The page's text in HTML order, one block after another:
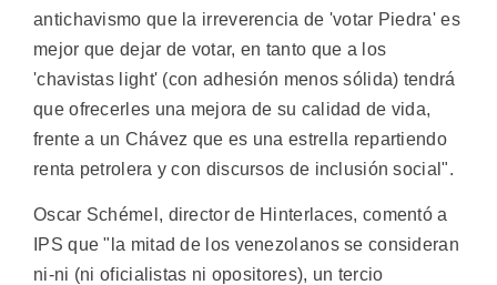
antichavismo que la irreverencia de 'votar Piedra' es
mejor que dejar de votar, en tanto que a los
'chavistas light' (con adhesión menos sólida) tendrá
que ofrecerles una mejora de su calidad de vida,
frente a un Chávez que es una estrella repartiendo
renta petrolera y con discursos de inclusión social".
Oscar Schémel, director de Hinterlaces, comentó a
IPS que "la mitad de los venezolanos se consideran
ni-ni (ni oficialistas ni opositores), un tercio